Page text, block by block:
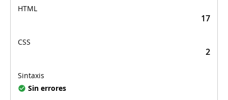
17
2
Sin errores